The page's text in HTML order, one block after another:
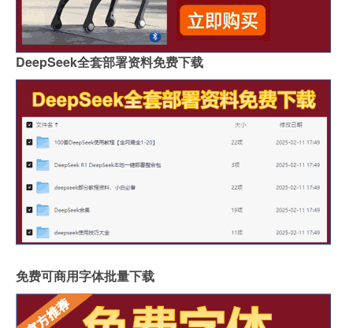
DeepSeek全套部署资料免费下载
免费可商用字体批量下载